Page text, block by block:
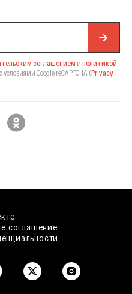
соглашением и политикой
условиями Google reCAPTCHA (Privacy
соглашение